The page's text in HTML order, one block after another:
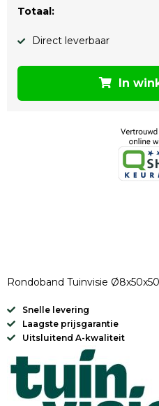
Totaal:
Direct leverbaar
In
Rondoband Tuinvisie
Snelle levering
Laagste prijsgarantie
Uitsluitend A-kwaliteit